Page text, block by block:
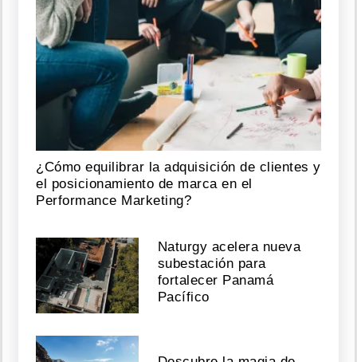
¿Cómo equilibrar la adquisición de clientes y
el posicionamiento de marca en el
Performance Marketing?
Naturgy acelera nueva
subestación para
fortalecer Panamá
Pacífico